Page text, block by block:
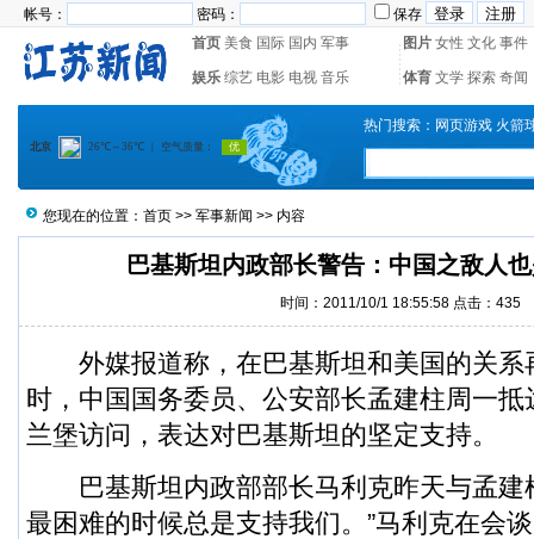
帐号： 密码：
保存
首页 美食 国际 国内 军事 图片 女性 文化 事件
娱乐 综艺 电影 电视 音乐 体育 文学 探索 奇闻
热门搜索： 网页游戏 火箭
您现在的位置： 首页 >> 军事新闻 >> 内容
巴基斯坦内政部长警告：中国之敌人
时间：2011/10/1 18:55:58 点击： 435
外媒报道称，在巴基斯坦和美国的关系
时，中国国务委员、公安部长孟建柱周一抵
兰堡访问，表达对巴基斯坦的坚定支持。
巴基斯坦内政部部长马利克昨天与孟建
最困难的时候总是支持我们。”马利克在会